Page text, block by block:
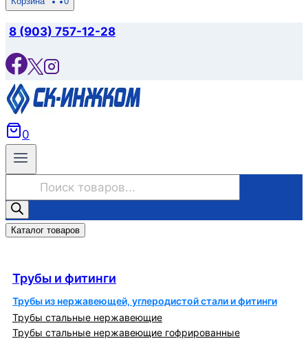
8 (903) 757-12-28
0
товаров
Каталог товаров
Трубы и фитинги
Трубы из нержавеющей, углеродистой стали и фитинги
Трубы стальные нержавеющие
Трубы стальные нержавеющие гофрированные